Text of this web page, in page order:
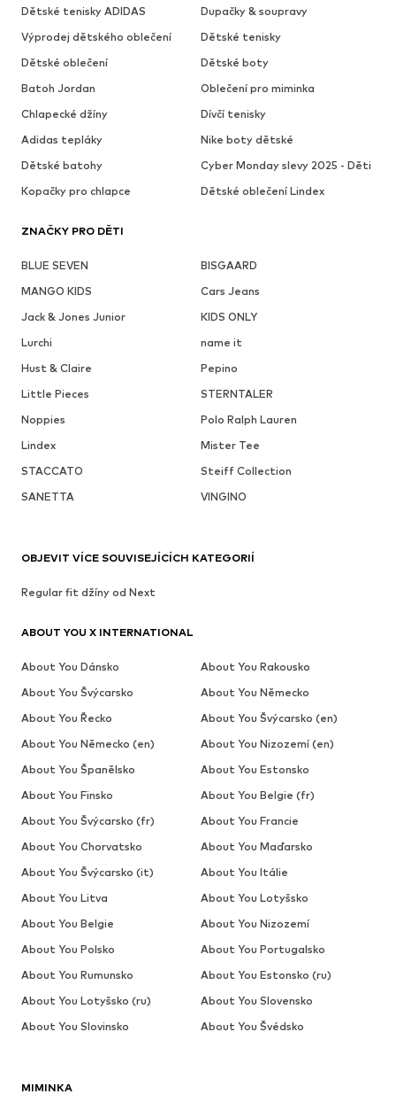
Dětské tenisky ADIDAS
Dupačky & soupravy
Výprodej dětského oblečení
Dětské tenisky
Dětské oblečení
Dětské boty
Batoh Jordan
Oblečení pro miminka
Chlapecké džíny
Dívčí tenisky
Adidas tepláky
Nike boty dětské
Dětské batohy
Cyber Monday slevy 2025 - Děti
Kopačky pro chlapce
Dětské oblečení Lindex
ZNAČKY PRO DĚTI
BLUE SEVEN
BISGAARD
MANGO KIDS
Cars Jeans
Jack & Jones Junior
KIDS ONLY
Lurchi
name it
Hust & Claire
Pepino
Little Pieces
STERNTALER
Noppies
Polo Ralph Lauren
Lindex
Mister Tee
STACCATO
Steiff Collection
SANETTA
VINGINO
MIMINKA
OBJEVIT VÍCE SOUVISEJÍCÍCH KATEGORIÍ
Regular fit džíny od Next
ABOUT YOU X INTERNATIONAL
About You Dánsko
About You Rakousko
About You Švýcarsko
About You Německo
About You Řecko
About You Švýcarsko (en)
About You Německo (en)
About You Nizozemí (en)
About You Španělsko
About You Estonsko
About You Finsko
About You Belgie (fr)
About You Švýcarsko (fr)
About You Francie
About You Chorvatsko
About You Maďarsko
About You Švýcarsko (it)
About You Itálie
About You Litva
About You Lotyšsko
About You Belgie
About You Nizozemí
About You Polsko
About You Portugalsko
About You Rumunsko
About You Estonsko (ru)
About You Lotyšsko (ru)
About You Slovensko
About You Slovinsko
About You Švédsko